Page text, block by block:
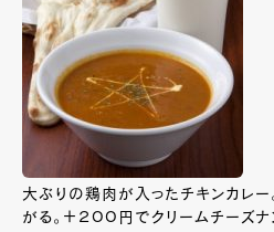
大ぶりの鶏肉が入ったチキンカレー
がる。＋２００円でクリームチーズナ